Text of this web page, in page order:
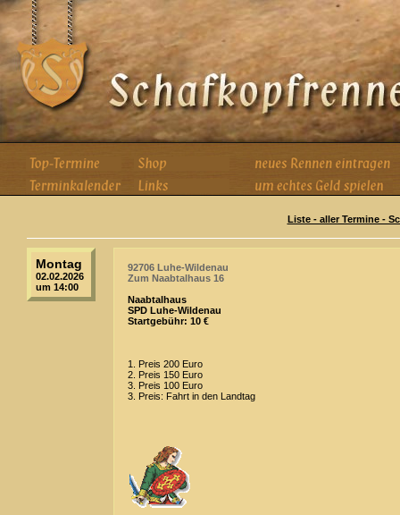
Liste - aller Termine -
Montag
02.02.2026
um 14:00
92706 Luhe-Wildenau
Zum Naabtalhaus 16
Naabtalhaus
SPD Luhe-Wildenau
Startgebühr: 10 €
1. Preis 200 Euro
2. Preis 150 Euro
3. Preis 100 Euro
3. Preis: Fahrt in den Landtag